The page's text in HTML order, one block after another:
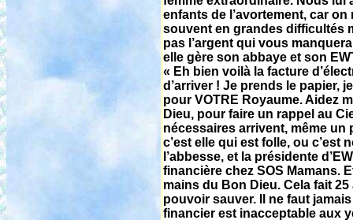
enfants de l’avortement, car
souvent en grandes difficultés
pas l’argent qui vous
elle gère son abbaye et son
« Eh bien voilà la facture
d’arriver ! Je prends le papier,
pour VOTRE Royaume. Aidez
Dieu, pour faire un rappel au
nécessaires arrivent, même
c’est elle qui est folle, ou c’est
l’abbesse, et la présidente
financière chez SOS Mamans.
mains du Bon Dieu. Cela fait
pouvoir sauver. Il ne faut
financier est inacceptable aux